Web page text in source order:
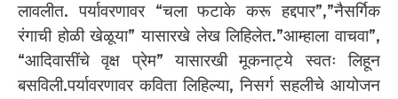
लावलीत. पर्यावरणावर “चला फटाके करू हद्दपार”,”नैसर्गिक
रंगाची होळी खेळूया” यासारखे लेख लिहिलेत.”आम्हाला वाचवा”,
“आदिवासींचे वृक्ष प्रेम” यासारखी मूकनाट्ये स्वतः लिहून
बसविली.पर्यावरणावर कविता लिहिल्या, निसर्ग सहलीचे आयोजन